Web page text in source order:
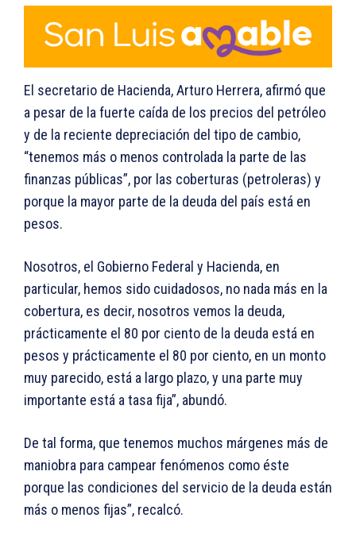
El secretario de Hacienda, Arturo Herrera, afirmó que
a pesar de la fuerte caída de los precios del petróleo
y de la reciente depreciación del tipo de cambio,
“tenemos más o menos controlada la parte de las
finanzas públicas”, por las coberturas (petroleras) y
porque la mayor parte de la deuda del país está en
pesos.
Nosotros, el Gobierno Federal y Hacienda, en
particular, hemos sido cuidadosos, no nada más en la
cobertura, es decir, nosotros vemos la deuda,
prácticamente el 80 por ciento de la deuda está en
pesos y prácticamente el 80 por ciento, en un monto
muy parecido, está a largo plazo, y una parte muy
importante está a tasa fija”, abundó.
De tal forma, que tenemos muchos márgenes más de
maniobra para campear fenómenos como éste
porque las condiciones del servicio de la deuda están
más o menos fijas”, recalcó.